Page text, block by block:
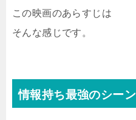
この映画のあらすじは
そんな感じです。
情報持ち最強のシーン